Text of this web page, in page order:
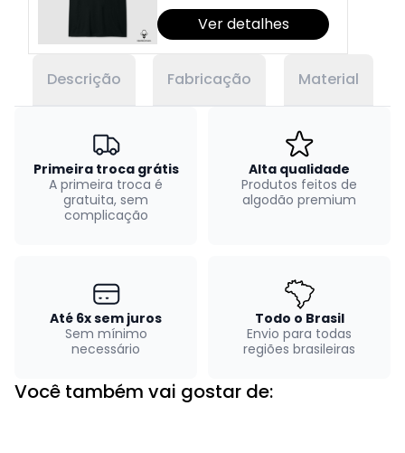
Ver detalhes
Descrição Fabricação Material
Primeira troca grátis
A primeira troca é
gratuita, sem
complicação
Alta qualidade
Produtos feitos de
algodão premium
Até 6x sem juros
Sem mínimo
necessário
Todo o Brasil
Envio para todas
regiões brasileiras
Você também vai gostar de: